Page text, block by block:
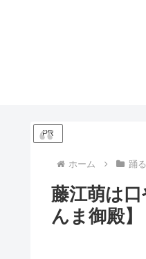
PR
ホーム 踊
藤江萌は
んま御殿】